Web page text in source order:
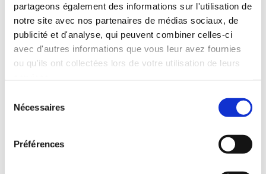
partageons également des informations sur l'utilisation de
notre site avec nos partenaires de médias sociaux, de
publicité et d'analyse, qui peuvent combiner celles-ci
avec d'autres informations que vous leur avez fournies
ou qu'ils ont collectées lors de votre utilisation de leurs
Nécessaires
Préférences
Au sommaire :
Quoi de neuf ?
- Spectacles : Save the date, samedi 17 septembre (soirée de présentation de la